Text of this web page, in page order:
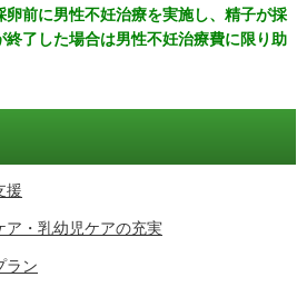
前に男性不妊治療を実施し、精子が採
了した場合は男性不妊治療費に限り助
援
ア・乳幼児ケアの充実
ラン